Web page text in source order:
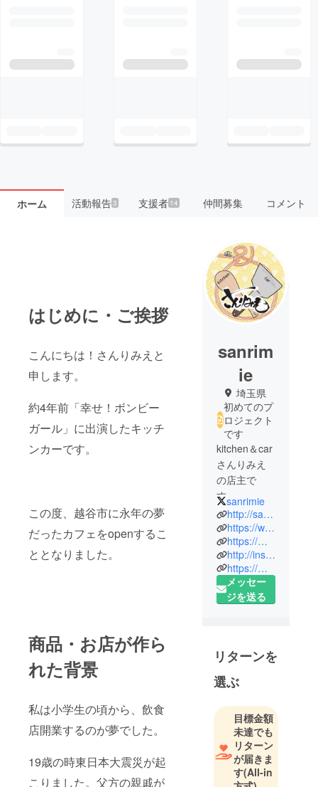
ホーム 活動報告3 支援者 14 仲間募集 コメント
はじめに・ご挨拶
こんにちは！さんりみえと
申します。
約4年前「幸せ！ボンビー
ガール」に出演したキッチ
ンカーです。
この度、越谷市に永年の夢
だったカフェをopenするこ
ととなりました。
商品・お店が作ら
れた背景
私は小学生の頃から、飲食
店開業するのが夢でした。
19歳の時東日本大震災が起
こりました。父方の親戚が
sanrim
ie
埼玉県
初めてのプ
ロジェクト
です
kitchen＆car
さんりみえ
の店主で
す。
8月下旬
越谷市大袋
駅徒歩7分
テイクアウ
トcafeオープ
ン！
sanrimie
http://sanrimie.hp-tsukurumon.jp/content-2/
https://www.youtube.com/user/sannrimie
https://mobile.twitter.com/sanrimie
http://instagram.com/sanrimie
https://m.facebook.com/sanrimie/
メッセー
ジを送る
リターンを
選ぶ
目標金額
未達でも
リターン
が届きま
す(All-in